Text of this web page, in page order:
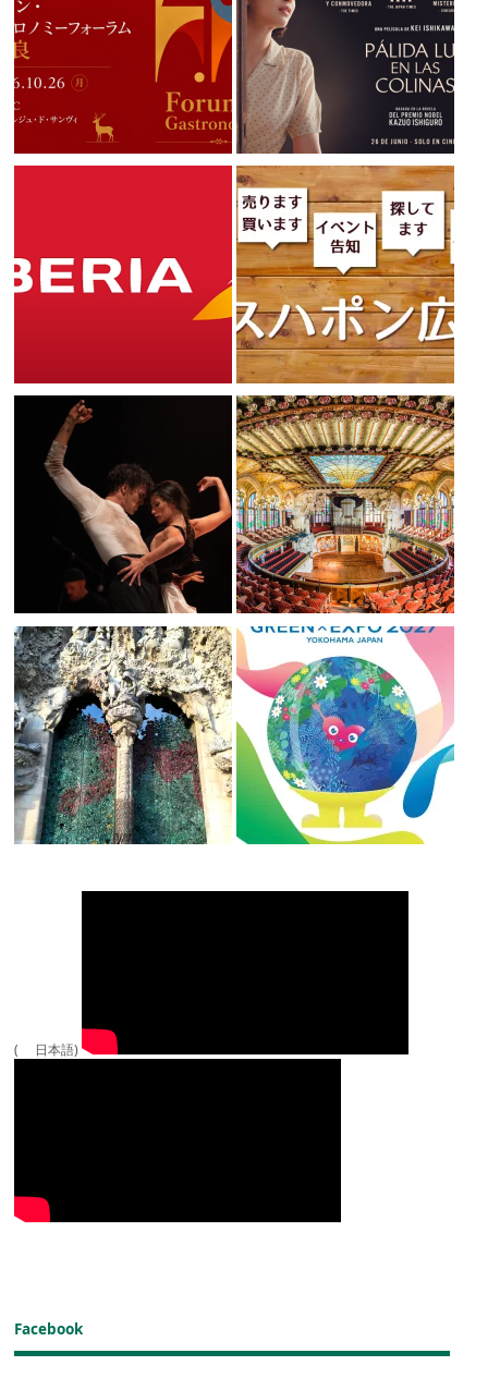
( 日本語)
Facebook